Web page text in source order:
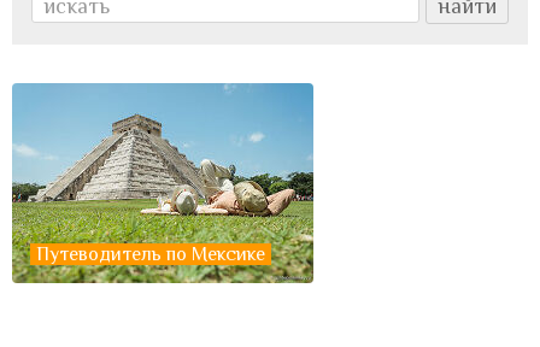
Путеводитель по Мексике